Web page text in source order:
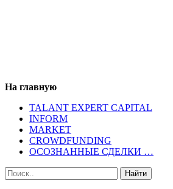
На главную
TALANT EXPERT CAPITAL
INFORM
MARKET
CROWDFUNDING
ОСОЗНАННЫЕ СДЕЛКИ …